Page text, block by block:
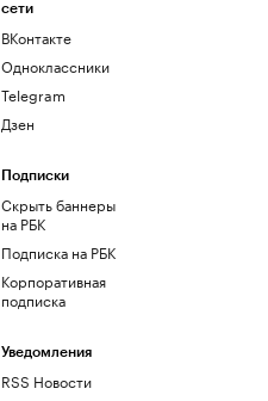
сети
ВКонтакте
Одноклассники
Telegram
Дзен
Подписки
Скрыть баннеры
на РБК
Подписка на РБК
Корпоративная
подписка
Уведомления
RSS Новости